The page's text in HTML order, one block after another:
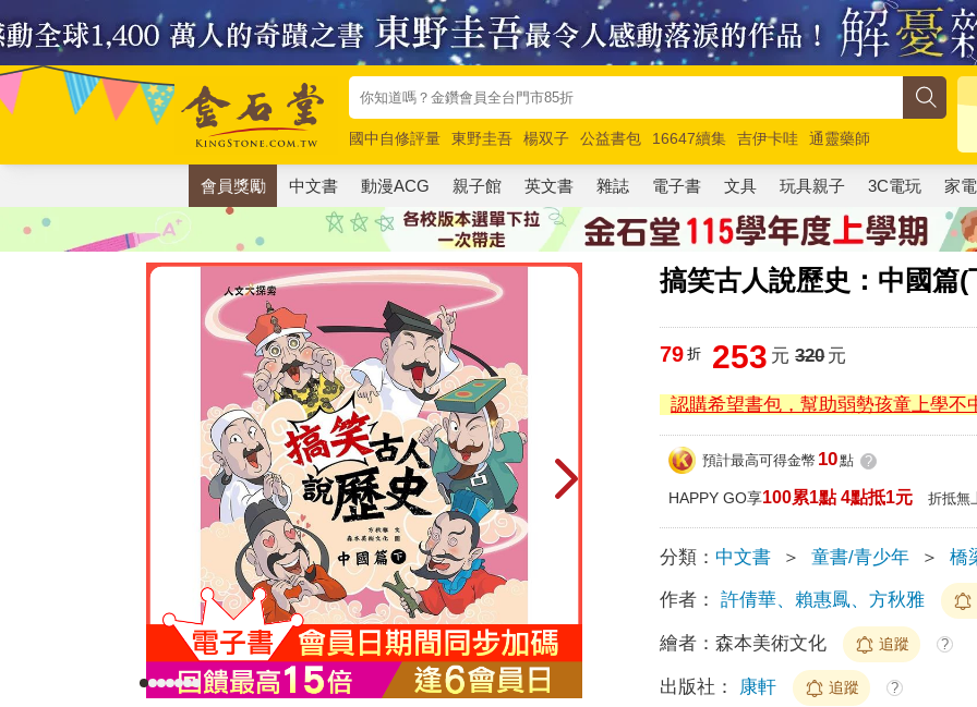
國中自修評量 東野圭吾 楊双子 公益書包 16647續集 吉伊卡哇
通靈藥師
唯紅花綻放
奧德賽 路邊攤新作 馬斯克 玩具總動員5 超慢跑
會員獎勵 中文書 動漫ACG 親子館 英文書 雜誌 電子書 文具 玩具親子 3C電玩 家電
搞笑古人說歷史：中國篇(
79 折 253 元 320元
認購希望書包，幫助弱勢孩童上學不
預計最高可得金幣 10點 ?
HAPPY GO享100累1點 4點抵1元 折抵無
分類： 中文書 ＞ 童書/青少年 ＞ 橋
作者： 許倩華、賴惠鳳、方秋雅
繪者：森本美術文化 追蹤 ?
出版社： 康軒 追蹤 ?